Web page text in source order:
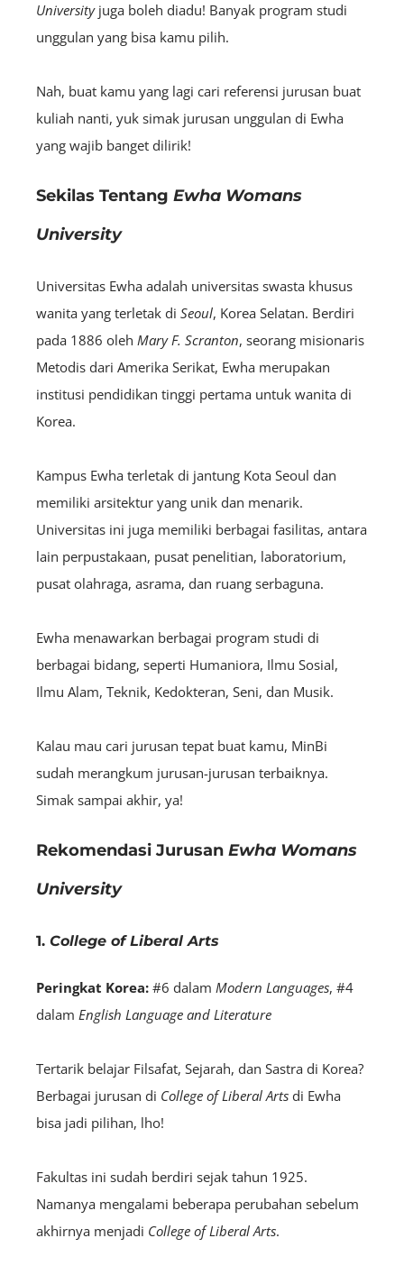
Universityjuga boleh diadu! Banyak program studi
unggulan yang bisa kamu pilih.
Nah, buat kamu yang lagi cari referensi jurusan buat
kuliah nanti, yuk simak jurusan unggulan di Ewha
yang wajib banget dilirik!
Sekilas Tentang Ewha Womans
University
Universitas Ewha adalah universitas swasta khusus
wanita yang terletak di Seoul, Korea Selatan. Berdiri
pada 1886 oleh Mary F. Scranton, seorang misionaris
Metodis dari Amerika Serikat, Ewha merupakan
institusi pendidikan tinggi pertama untuk wanita di
Korea.
Kampus Ewha terletak di jantung Kota Seoul dan
memiliki arsitektur yang unik dan menarik.
Universitas ini juga memiliki berbagai fasilitas, antara
lain perpustakaan, pusat penelitian, laboratorium,
pusat olahraga, asrama, dan ruang serbaguna.
Ewha menawarkan berbagai program studi di
berbagai bidang, seperti Humaniora, Ilmu Sosial,
Ilmu Alam, Teknik, Kedokteran, Seni, dan Musik.
Kalau mau cari jurusan tepat buat kamu, MinBi
sudah merangkum jurusan-jurusan terbaiknya.
Simak sampai akhir, ya!
Rekomendasi Jurusan Ewha Womans
University
1. College of Liberal Arts
Peringkat Korea: #6 dalam Modern Languages, #4
dalam English Language and Literature
Tertarik belajar Filsafat, Sejarah, dan Sastra di Korea?
Berbagai jurusan di College of Liberal Arts di Ewha
bisa jadi pilihan, lho!
Fakultas ini sudah berdiri sejak tahun 1925.
Namanya mengalami beberapa perubahan sebelum
akhirnya menjadi College of Liberal Arts.